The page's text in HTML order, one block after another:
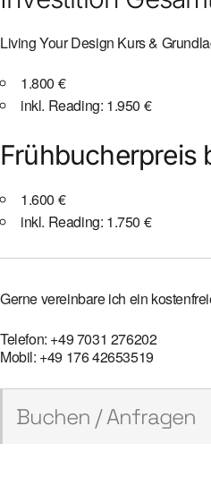
Living Your Design Kurs &
1.800 €
inkl. Reading: 1.950 €
Frühbucherpreis
1.600 €
inkl. Reading: 1.750 €
Gerne vereinbare ich ein
Telefon: +49 7031 276202
Mobil: +49 176 42653519
Buchen / Anfragen